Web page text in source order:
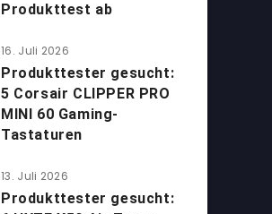
Produkttest ab
16. Juli 2026
Produkttester gesucht:
5 Corsair CLIPPER PRO
MINI 60 Gaming-
Tastaturen
13. Juli 2026
Produkttester gesucht: